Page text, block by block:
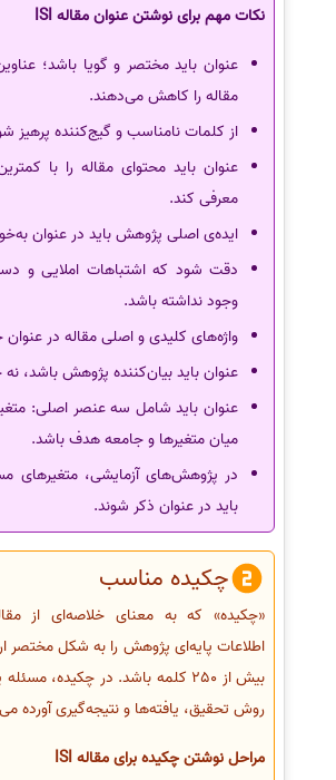
نکات مهم برای نوشتن عنوان مقاله ISI
عنوان باید مختصر و گویا باشد؛
مقاله را کاهش می‌دهند.
از کلمات نامناسب و گیج‌کننده پرهیز
عنوان باید محتوای مقاله را با
معرفی کند.
ایده‌ی اصلی پژوهش باید در عنوان
دقت شود که اشتباهات املایی و
وجود نداشته باشد.
واژه‌های کلیدی و اصلی مقاله در عنوان
عنوان باید بیان‌کننده پژوهش باشد،
عنوان باید شامل سه عنصر اصلی:
میان متغیرها و جامعه هدف باشد.
در پژوهش‌های آزمایشی، متغیرهای
باید در عنوان ذکر شوند.
چکیده مناسب
«چکیده» که به معنای خلاصه‌ای از
اطلاعات پایه‌ای پژوهش را به شکل مختصر
بیش از 250 کلمه باشد. در چکیده،
روش تحقیق، یافته‌ها و نتیجه‌گیری آورده
مراحل نوشتن چکیده برای مقاله ISI